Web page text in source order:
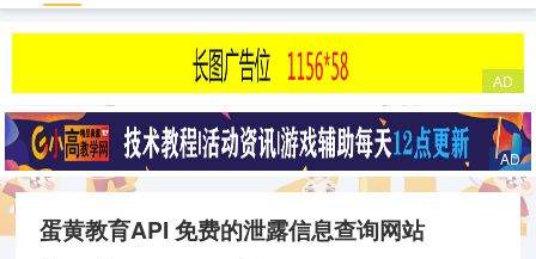
蛋黄教育API 免费的泄露信息查询网站